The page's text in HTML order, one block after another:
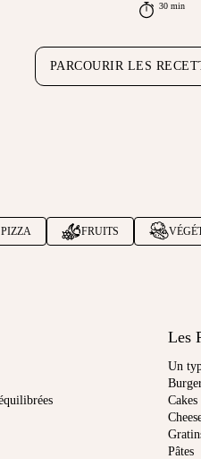
30 min
PARCOURIR LES
PIZZA FRUITS
Les
Un
Cakes
Pâtes